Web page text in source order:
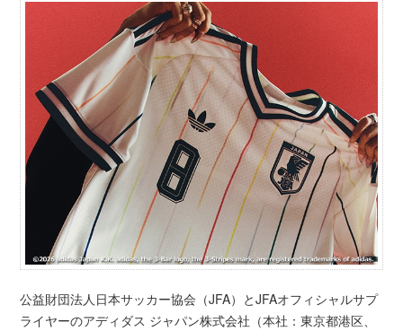
公益財団法人日本サッカー協会（JFA）とJFAオフィシャルサプ
ライヤーのアディダス ジャパン株式会社（本社：東京都港区、